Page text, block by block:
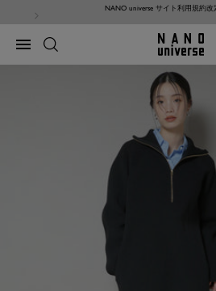
ツ
NANO universe サイト利用規約改
ナ
NANO
universe